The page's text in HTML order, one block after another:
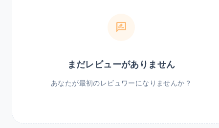
rate_review
まだレビューがありません
あなたが最初のレビュワーになりませんか？